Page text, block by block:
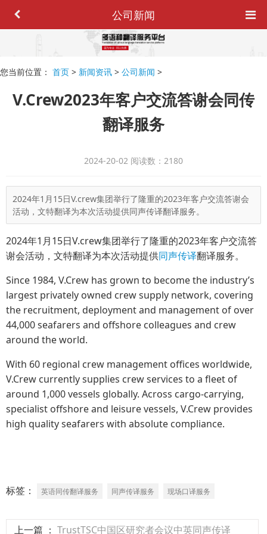
公司新闻
您当前位置： 首页 > 新闻资讯 > 公司新闻 >
V.Crew2023年客户交流答谢会同传
翻译服务
2024-20-02 阅读数：2180
2024年1月15日V.crew集团举行了隆重的2023年客户交流答谢会
活动，文特翻译为本次活动提供同声传译翻译服务。
2024年1月15日V.crew集团举行了隆重的2023年客户交流答
谢会活动，文特翻译为本次活动提供同声传译翻译服务。
Since 1984, V.Crew has grown to become the industry’s
largest privately owned crew supply network, covering
the recruitment, deployment and management of over
44,000 seafarers and offshore colleagues and crew
around the world.
With 60 regional crew management offices worldwide,
V.Crew currently supplies crew services to a fleet of
around 1,000 vessels globally. Across cargo-carrying,
specialist offshore and leisure vessels, V.Crew provides
high quality seafarers with absolute compliance.
标签： 英语同传翻译服务 同声传译服务 现场口译服务
上一篇 ： TrustTSC中国区研究者会议中英同声传译